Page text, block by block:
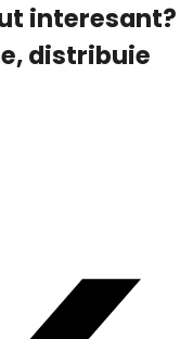
interesant?
distribuie